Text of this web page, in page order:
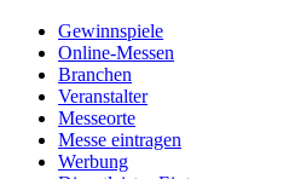
Gewinnspiele
Online-Messen
Branchen
Veranstalter
Messeorte
Messe eintragen
Werbung